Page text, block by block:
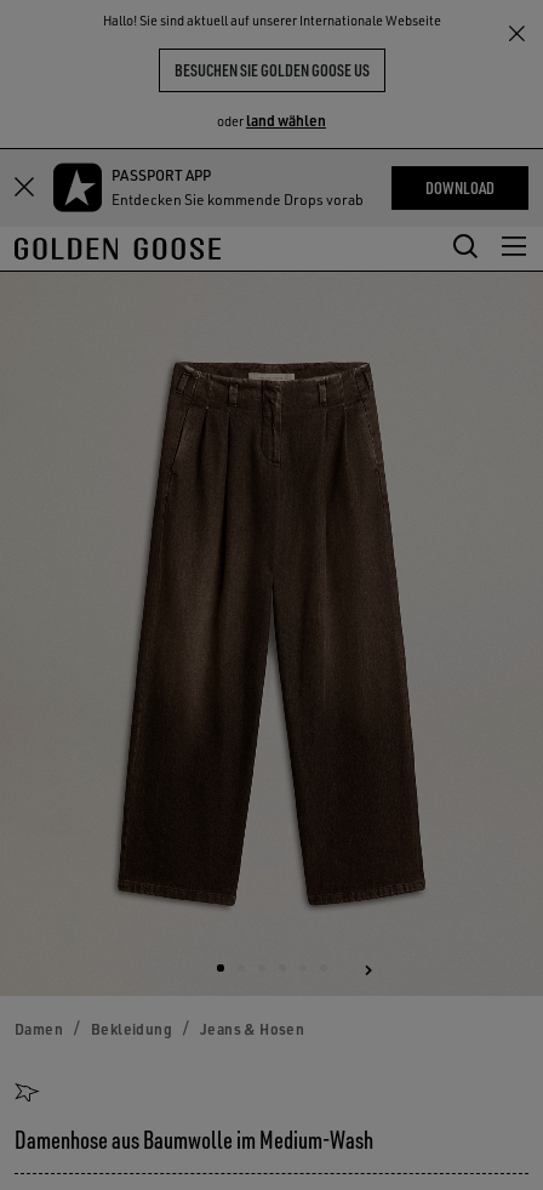
Hallo! Sie sind aktuell auf unserer Internationale Webseite
BESUCHEN SIE GOLDEN GOOSE US
oder land wählen
Zum
Hauptinhalt
springen
Zum
Footer-
Inhalt
springen
PASSPORT APP
Entdecken Sie kommende Drops vorab
DOWNLOAD
ERLEBNISSE THE
COMMUNITY
Damen Bekleidung Jeans & Hosen
Damenhose aus Baumwolle im Medium-Wash